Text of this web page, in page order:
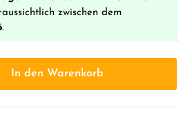
zwischen dem
.
In den Warenkorb